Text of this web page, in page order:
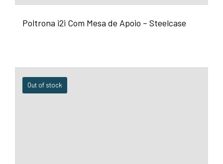
Poltrona i2i Com Mesa de Apoio – Steelcase
Out of stock